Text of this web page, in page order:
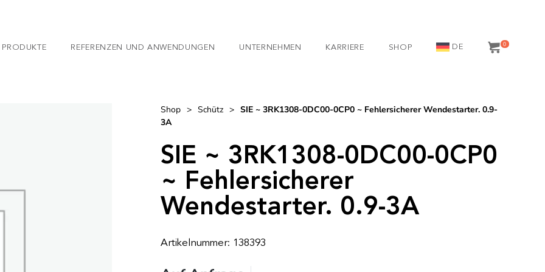
REFERENZEN UND ANWENDUNGEN UNTERNEHMEN KARRIERE SHOP DE 0
Shop > Schütz > SIE ~ 3RK1308-0DC00-0CP0 ~ Fehlersicherer Wendestarter. 0.9-
3A
SIE ~ 3RK1308-0DC00-0CP0
~ Fehlersicherer
Wendestarter. 0.9-3A
Artikelnummer: 138393